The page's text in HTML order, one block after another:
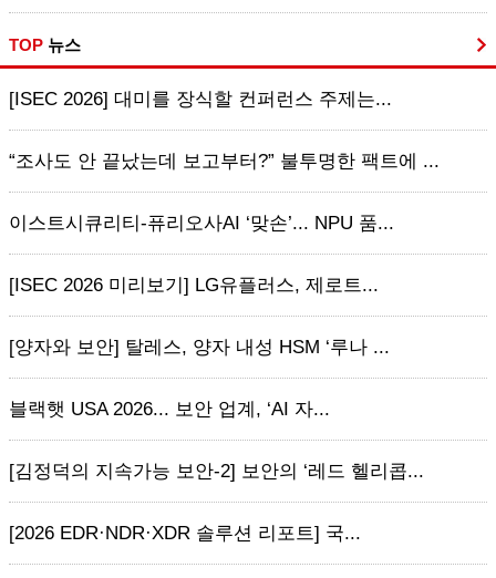
TOP 뉴스
[ISEC 2026] 대미를 장식할 컨퍼런스 주제는...
“조사도 안 끝났는데 보고부터?” 불투명한 팩트에 ...
이스트시큐리티-퓨리오사AI ‘맞손’... NPU 품...
[ISEC 2026 미리보기] LG유플러스, 제로트...
[양자와 보안] 탈레스, 양자 내성 HSM ‘루나 ...
블랙햇 USA 2026... 보안 업계, ‘AI 자...
[김정덕의 지속가능 보안-2] 보안의 ‘레드 헬리콥...
[2026 EDR·NDR·XDR 솔루션 리포트] 국...